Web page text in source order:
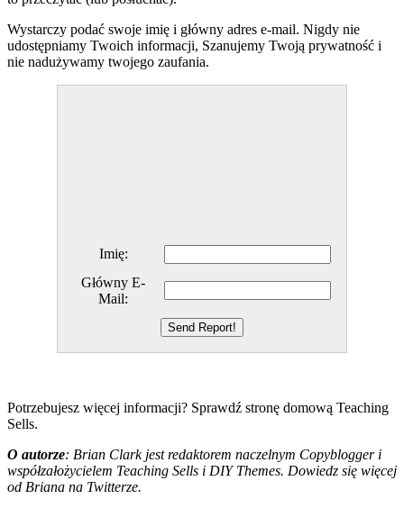
Wystarczy podać swoje imię i główny adres e-mail. Nigdy nie
udostępniamy Twoich informacji, Szanujemy Twoją prywatność i
nie nadużywamy twojego zaufania.
Imię:
Główny E-
Mail:
Potrzebujesz więcej informacji? Sprawdź stronę domową Teaching
Sells.
O autorze: Brian Clark jest redaktorem naczelnym Copyblogger i
współzałożycielem Teaching Sells i DIY Themes. Dowiedz się więcej
od Briana na Twitterze.